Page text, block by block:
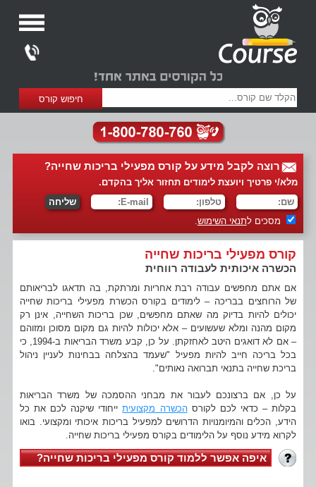
רוצה לקבל מידע על קורס מפעילי בריכות שחייה?
מלא/י פרטיך ויועצת לימודים תחזור אליך בהקדם.
מסכים לתנאי השימוש.
קורס מפעילי בריכות שחייה
הכשרה איכותית לעבודה רווחית
אם אתם מחפשים עבודה רבת אחריות ומרתקת, בה תדאגו לבריאותם
של הרוחצים בבריכה – לימודים בקורס הכשרת מפעילי בריכות שחייה
יכולים להיות בדיוק מה שאתם מחפשים, שכן בריכות השחייה, אינן רק
מקום מהנה ומלא שעשועים – אלא יכולות להיות גם מקום מסוכן ומזוהם
– אם לא דואגים היטב לאחזקתן. על כן, קבע משרד הבריאות ב-1994, כי
בכל בריכה חייב להיות מפעיל "שעמד בהצלחה בבחינות לעניין ניהול
בריכת שחייה בתנאי תברואה נאותים".
על כן, אם ברצונכם לעבור את מבחני ההסמכה של משרד הבריאות
בקלות – כדאי לכם לקורסהכשרה מקצועיתייחודי שיקנה לכם את כל
הידע, הכלים והמיומנויות הדרושים למפעיל בריכות איכותי ומקצועי. בואו
לקרוא מידע נוסף על הלימודים בקורס מפעילי בריכות שחייה.
איפה אפשר ללמוד קורס מפעילי בריכות שחייה?